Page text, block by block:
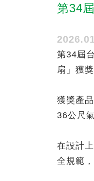
第34
第34屆
扇」獲
獲獎產
36公尺
在設計
全規範